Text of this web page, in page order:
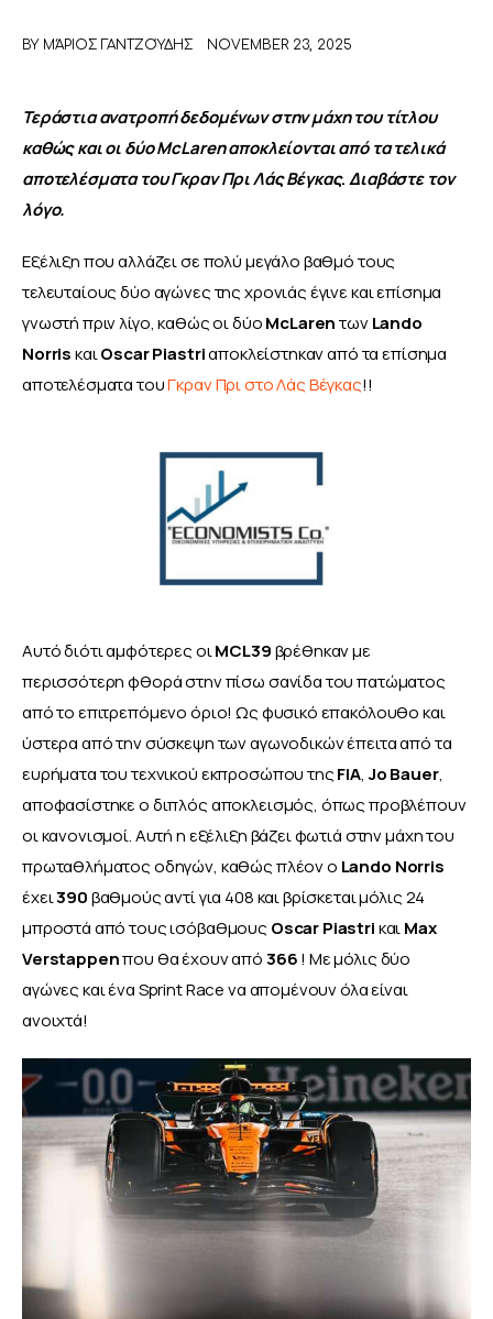
ΑΦΙΕΡΩΜΑΤΑ
MEET THE TEAM
BY ΜΆΡΙΟΣ ΓΑΝΤΖΟΎΔΗΣ NOVEMBER 23, 2025
Τεράστια ανατροπή δεδομένων στην μάχη του τίτλου
καθώς και οι δύο McLaren αποκλείονται από τα τελικά
αποτελέσματα του Γκραν Πρι Λάς Βέγκας. Διαβάστε τον
λόγο.
Εξέλιξη που αλλάζει σε πολύ μεγάλο βαθμό τους
τελευταίους δύο αγώνες της χρονιάς έγινε και επίσημα
γνωστή πριν λίγο, καθώς οι δύο McLaren των Lando
Norris και Oscar Piastri αποκλείστηκαν από τα επίσημα
αποτελέσματα του Γκραν Πρι στο Λάς Βέγκας!!
Αυτό διότι αμφότερες οι MCL39 βρέθηκαν με
περισσότερη φθορά στην πίσω σανίδα του πατώματος
από το επιτρεπόμενο όριο! Ως φυσικό επακόλουθο και
ύστερα από την σύσκεψη των αγωνοδικών έπειτα από τα
ευρήματα του τεχνικού εκπροσώπου της FIA, Jo Bauer,
αποφασίστηκε ο διπλός αποκλεισμός, όπως προβλέπουν
οι κανονισμοί. Αυτή η εξέλιξη βάζει φωτιά στην μάχη του
πρωταθλήματος οδηγών, καθώς πλέον ο Lando Norris
έχει 390 βαθμούς αντί για 408 και βρίσκεται μόλις 24
μπροστά από τους ισόβαθμους Oscar Piastri και Μax
Verstappen που θα έχουν από 366 ! Με μόλις δύο
αγώνες και ένα Sprint Race να απομένουν όλα είναι
ανοιχτά!